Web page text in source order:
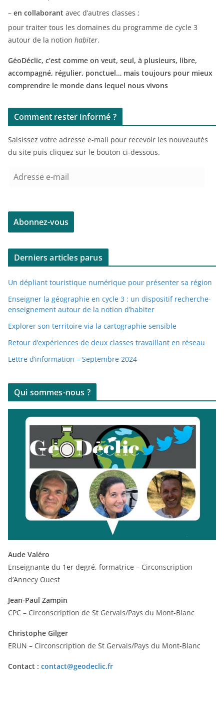
– en collaborant avec d’autres classes ;
pour traiter tous les domaines du programme de cycle 3
autour de la notion habiter.
GéoDéclic, c’est comme on veut, seul, à plusieurs, libre,
accompagné, régulier, ponctuel… mais toujours pour mieux
comprendre le monde dans lequel nous vivons
Comment rester informé ?
Saisissez votre adresse e-mail pour recevoir les nouveautés
du site puis cliquez sur le bouton ci-dessous.
e
s
e
m
a
i
l
Abonnez-vous
Derniers articles parus
Un dépliant touristique numérique pour présenter sa région
Enseigner la géographie en cycle 3 : un dispositif recherche-
enseignement autour de la notion d’habiter
Explorer son territoire via la cartographie sensible
Retour d’expériences de deux classes travaillant en réseau
Lettre d’information – Septembre 2024
Qui sommes-nous ?
Aude Valéro
Enseignante du 1er degré, formatrice – Circonscription
d’Annecy Ouest
Jean-Paul Zampin
CPC – Circonscription de St Gervais/Pays du Mont-Blanc
Christophe Gilger
ERUN – Circonscription de St Gervais/Pays du Mont-Blanc
Contact : contact@geodeclic.fr